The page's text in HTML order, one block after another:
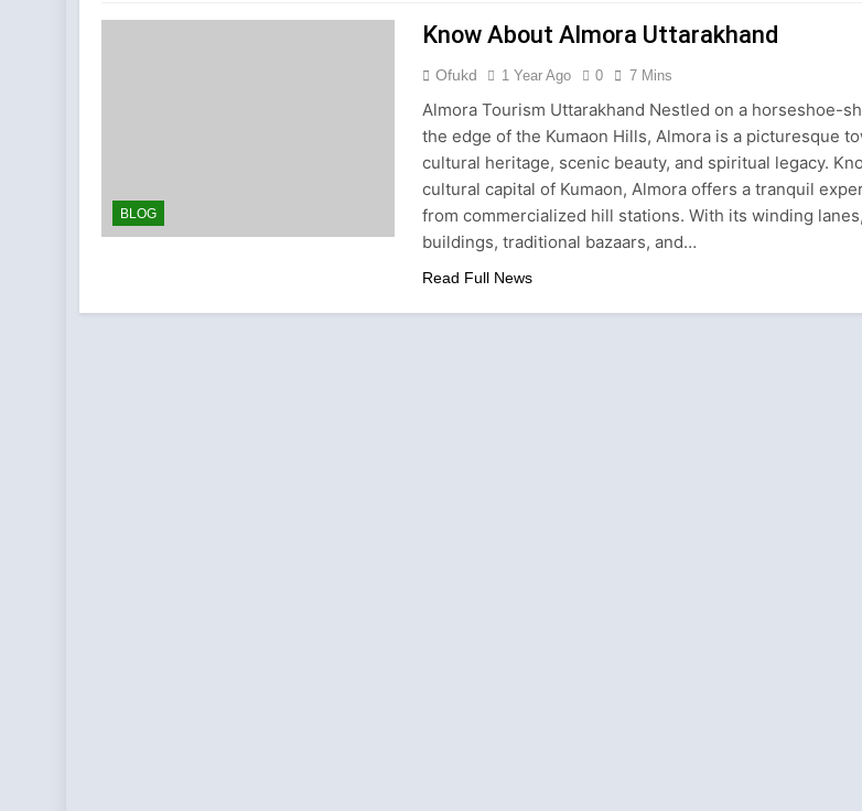
BLOG
Know About Almora Uttarakhand
Ofukd 1 Year Ago 0 7 Mins
Almora Tourism Uttarakhand Nestled on a horseshoe-
the edge of the Kumaon Hills, Almora is a picturesque
cultural heritage, scenic beauty, and spiritual legacy.
cultural capital of Kumaon, Almora offers a tranquil
from commercialized hill stations. With its winding
buildings, traditional bazaars, and…
Read Full News